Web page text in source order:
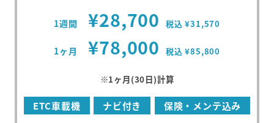
1週間 ¥28,700 税込 ¥31,570
1ヶ月 ¥78,000 税込 ¥85,800
※1ヶ月(30日)計算
ETC車載機 ナビ付き 保険・メンテ込み